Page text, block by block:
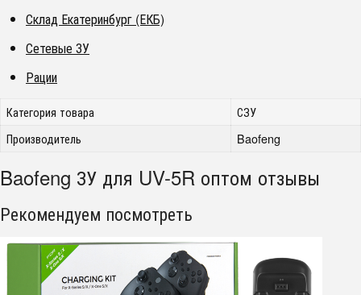
Склад Екатеринбург (ЕКБ)
Сетевые ЗУ
Рации
Категория товара
СЗУ
Производитель
Baofeng
Baofeng ЗУ для UV-5R оптом отзывы
Рекомендуем посмотреть